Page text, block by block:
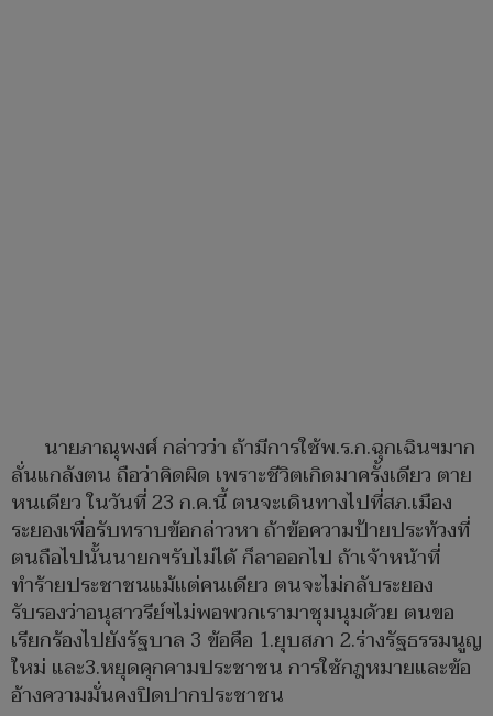
นายภาณุพงศ์ กล่าวว่า ถ้ามีการใช้พ.ร.ก.ฉุกเฉินฯมาก
ลั่นแกล้งตน ถือว่าคิดผิด เพราะชีวิตเกิดมาครั้งเดียว ตาย
หนเดียว ในวันที่ 23 ก.ค.นี้ ตนจะเดินทางไปที่สภ.เมือง
ระยองเพื่อรับทราบข้อกล่าวหา ถ้าข้อความป้ายประท้วงที่
ตนถือไปนั้นนายกฯรับไม่ได้ ก็ลาออกไป ถ้าเจ้าหน้าที่
ทำร้ายประชาชนแม้แต่คนเดียว ตนจะไม่กลับระยอง
รับรองว่าอนุสาวรีย์ฯไม่พอพวกเรามาชุมนุมด้วย ตนขอ
เรียกร้องไปยังรัฐบาล 3 ข้อคือ 1.ยุบสภา 2.ร่างรัฐธรรมนูญ
ใหม่ และ3.หยุดคุกคามประชาชน การใช้กฎหมายและข้อ
อ้างความมั่นคงปิดปากประชาชน